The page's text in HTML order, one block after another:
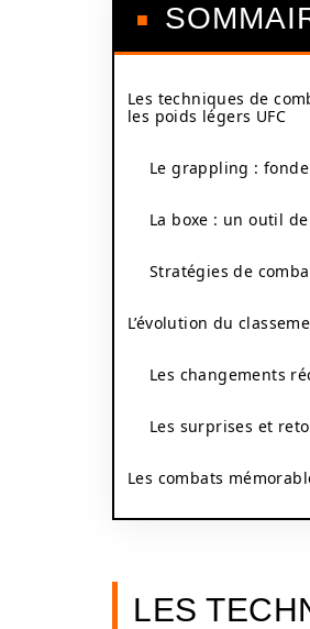
Les techniques de
les poids légers UFC
Le grappling :
La boxe : un outil
Stratégies de
L’évolution du
Les changements
Les surprises et
Les combats
LES